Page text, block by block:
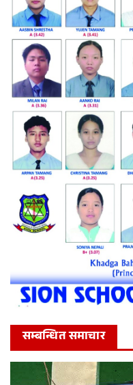
सम्बन्धित समाचार